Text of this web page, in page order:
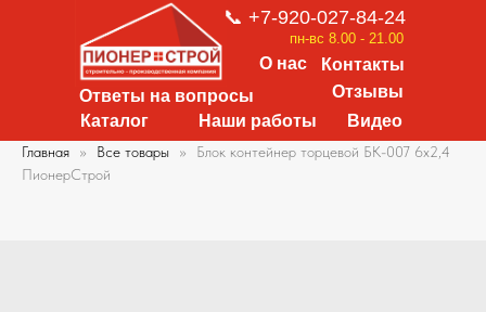
О нас
Ответы на вопросы
Каталог
Контакты
Наши работы Видео
Отзывы
📞 +7-920-027-84-24
пн-вс 8.00 - 21.00
Главная Все товары
Блок контейнер торцевой БК-007 6х2,4
ПионерСтрой